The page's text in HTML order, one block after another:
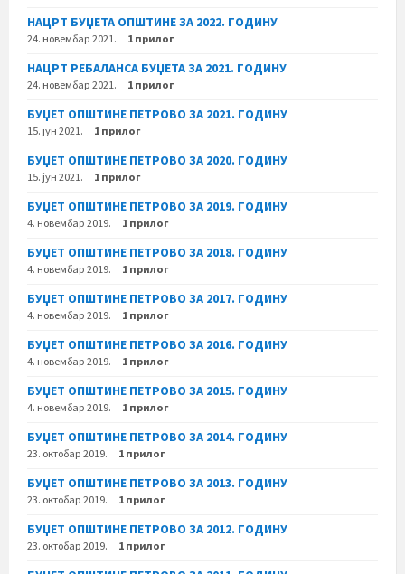
НАЦРТ БУЏЕТА ОПШТИНЕ ЗА 2022. ГОДИНУ
24. новембар 2021. 1 прилог
НАЦРТ РЕБАЛАНСА БУЏЕТА ЗА 2021. ГОДИНУ
24. новембар 2021. 1 прилог
БУЏЕТ ОПШТИНЕ ПЕТРОВО ЗА 2021. ГОДИНУ
15. јун 2021. 1 прилог
БУЏЕТ ОПШТИНЕ ПЕТРОВО ЗА 2020. ГОДИНУ
15. јун 2021. 1 прилог
БУЏЕТ ОПШТИНЕ ПЕТРОВО ЗА 2019. ГОДИНУ
4. новембар 2019. 1 прилог
БУЏЕТ ОПШТИНЕ ПЕТРОВО ЗА 2018. ГОДИНУ
4. новембар 2019. 1 прилог
БУЏЕТ ОПШТИНЕ ПЕТРОВО ЗА 2017. ГОДИНУ
4. новембар 2019. 1 прилог
БУЏЕТ ОПШТИНЕ ПЕТРОВО ЗА 2016. ГОДИНУ
4. новембар 2019. 1 прилог
БУЏЕТ ОПШТИНЕ ПЕТРОВО ЗА 2015. ГОДИНУ
4. новембар 2019. 1 прилог
БУЏЕТ ОПШТИНЕ ПЕТРОВО ЗА 2014. ГОДИНУ
23. октобар 2019. 1 прилог
БУЏЕТ ОПШТИНЕ ПЕТРОВО ЗА 2013. ГОДИНУ
23. октобар 2019. 1 прилог
БУЏЕТ ОПШТИНЕ ПЕТРОВО ЗА 2012. ГОДИНУ
23. октобар 2019. 1 прилог